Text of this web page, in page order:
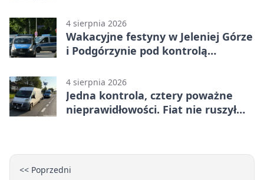
4 sierpnia 2026
Wakacyjne festyny w Jeleniej Górze
i Podgórzynie pod kontrolą
4 sierpnia 2026
Jedna kontrola, cztery poważne
nieprawidłowości. Fiat nie ruszył
<< Poprzedni